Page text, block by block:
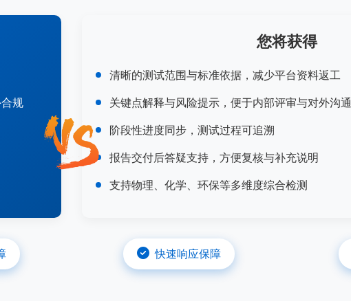
规
您将获得
清晰的测试范围与标准依据，减少平台资料返工
关键点解释与风险提示，便于内部评审与对外沟通
阶段性进度同步，测试过程可追溯
报告交付后答疑支持，方便复核与补充说明
支持物理、化学、环保等多维度综合检测
快速响应保障